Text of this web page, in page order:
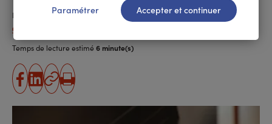
Publié le 25.09.2025
Céline Chaudeau
Temps de lecture estimé 6 minute(s)
partager
sur
partager
sur
Copier
l'URL
Imprimer
Paramétrer Accepter et continuer